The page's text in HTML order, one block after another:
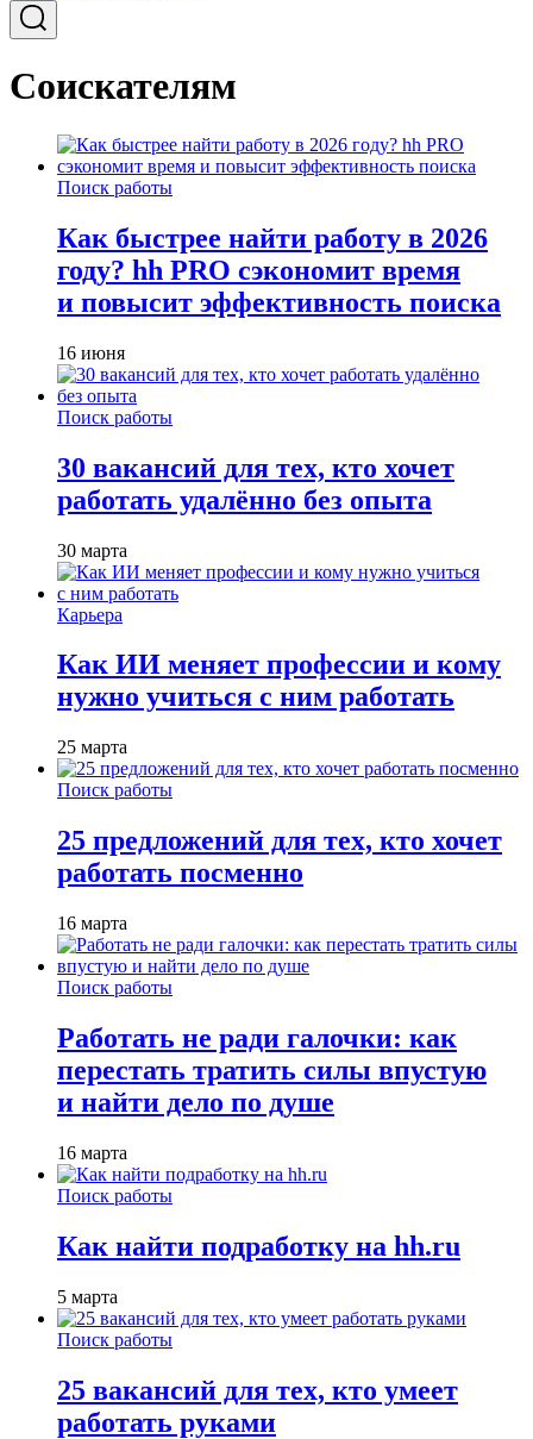
Соискателям
Поиск работы
Как быстрее найти работу в 2026
году? hh PRO сэкономит время
и повысит эффективность поиска
16 июня
Поиск работы
30 вакансий для тех, кто хочет
работать удалённо без опыта
30 марта
Карьера
Как ИИ меняет профессии и кому
нужно учиться с ним работать
25 марта
Поиск работы
25 предложений для тех, кто хочет
работать посменно
16 марта
Поиск работы
Работать не ради галочки: как
перестать тратить силы впустую
и найти дело по душе
16 марта
Поиск работы
Как найти подработку на hh.ru
5 марта
Поиск работы
25 вакансий для тех, кто умеет
работать руками